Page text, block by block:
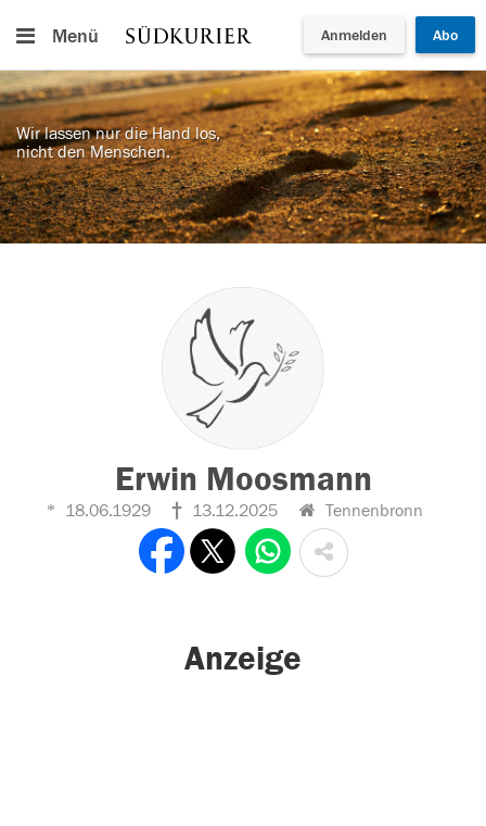
Menü Anmelden Abo
Wir lassen nur die Hand los,
nicht den Menschen.
Erwin Moosmann
18.06.1929 13.12.2025 Tennenbronn
Anzeige